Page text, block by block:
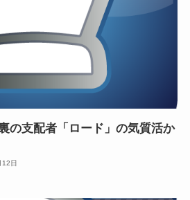
の支配者「ロード」の気質活か
日